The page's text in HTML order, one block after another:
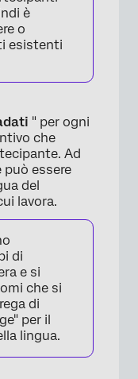
è
o
esistenti
" per ogni
che
Ad
essere
del
lavora.
di
e si
che si
di
per il
lingua.